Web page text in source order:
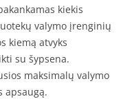
kiekis
valymo įrenginių
kiemą atvyks
su šypsena.
maksimalų valymo
apsaugą.